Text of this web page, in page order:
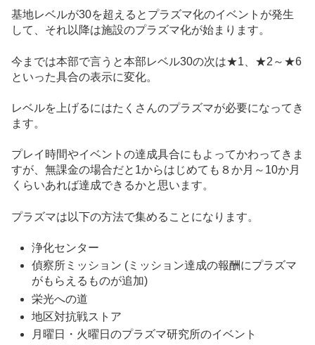
基地レベルが30を超えるとプラズマ化のイベントが発生
して、それ以降は施設のプラズマ化が始まります。
今までは本部で言うと本部レベル30の次は★1、★2～★6
といった具合の表示に変化。
レベルを上げるにはたくさんのプラズマが必要になってき
ます。
プレイ時間やイベントの達成具合にもよってかわってきま
すが、無課金の場合だと1からはじめても８か月～10か月
くらいあれば達成できるかと思います。
プラズマは以下の方法で集めることになります。
浄化センター
偵察所ミッション (ミッション達成の報酬にプラズマ
がもらえるものが追加)
栄光への道
地区対抗戦ストア
月曜日・火曜日のプラズマ研究所のイベント